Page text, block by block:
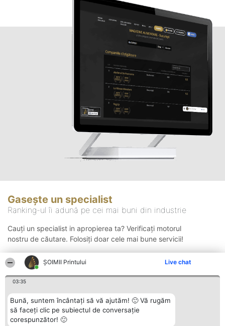
ŞOIMII Printului Live chat
03:35
Bună, suntem încântați să vă ajutăm! 🙂 Vă rugăm
să faceți clic pe subiectul de conversație
corespunzător! 🙂
Gasește un specialist
Ranking-ul îi adună pe cei mai buni din industrie
Cauți un specialist in apropierea ta? Verificați motorul
nostru de căutare. Folosiți doar cele mai bune servicii!